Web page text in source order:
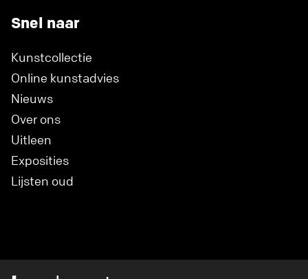
Snel naar
Kunstcollectie
Online kunstadvies
Nieuws
Over ons
Uitleen
Exposities
Lijsten oud